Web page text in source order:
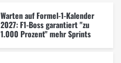
Warten auf Formel-1-Kalender
2027: F1-Boss garantiert "zu
1.000 Prozent" mehr Sprints